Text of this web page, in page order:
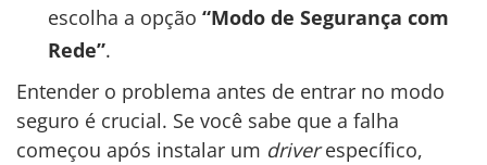
escolha a opção “Modo de Segurança com
Rede”.
Entender o problema antes de entrar no modo
seguro é crucial. Se você sabe que a falha
começou após instalar um driverespecífico,